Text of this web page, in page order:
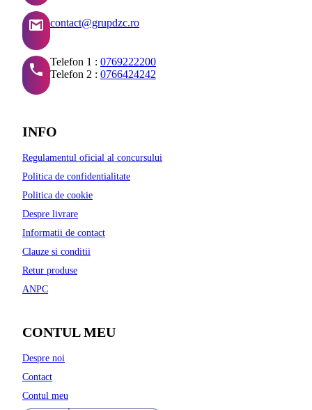
contact@grupdzc.ro
Telefon 1 : 0769222200
Telefon 2 : 0766424242
INFO
Regulamentul oficial al concursului
Politica de confidentialitate
Politica de cookie
Despre livrare
Informatii de contact
Clauze si conditii
Retur produse
ANPC
CONTUL MEU
Despre noi
Contact
Contul meu